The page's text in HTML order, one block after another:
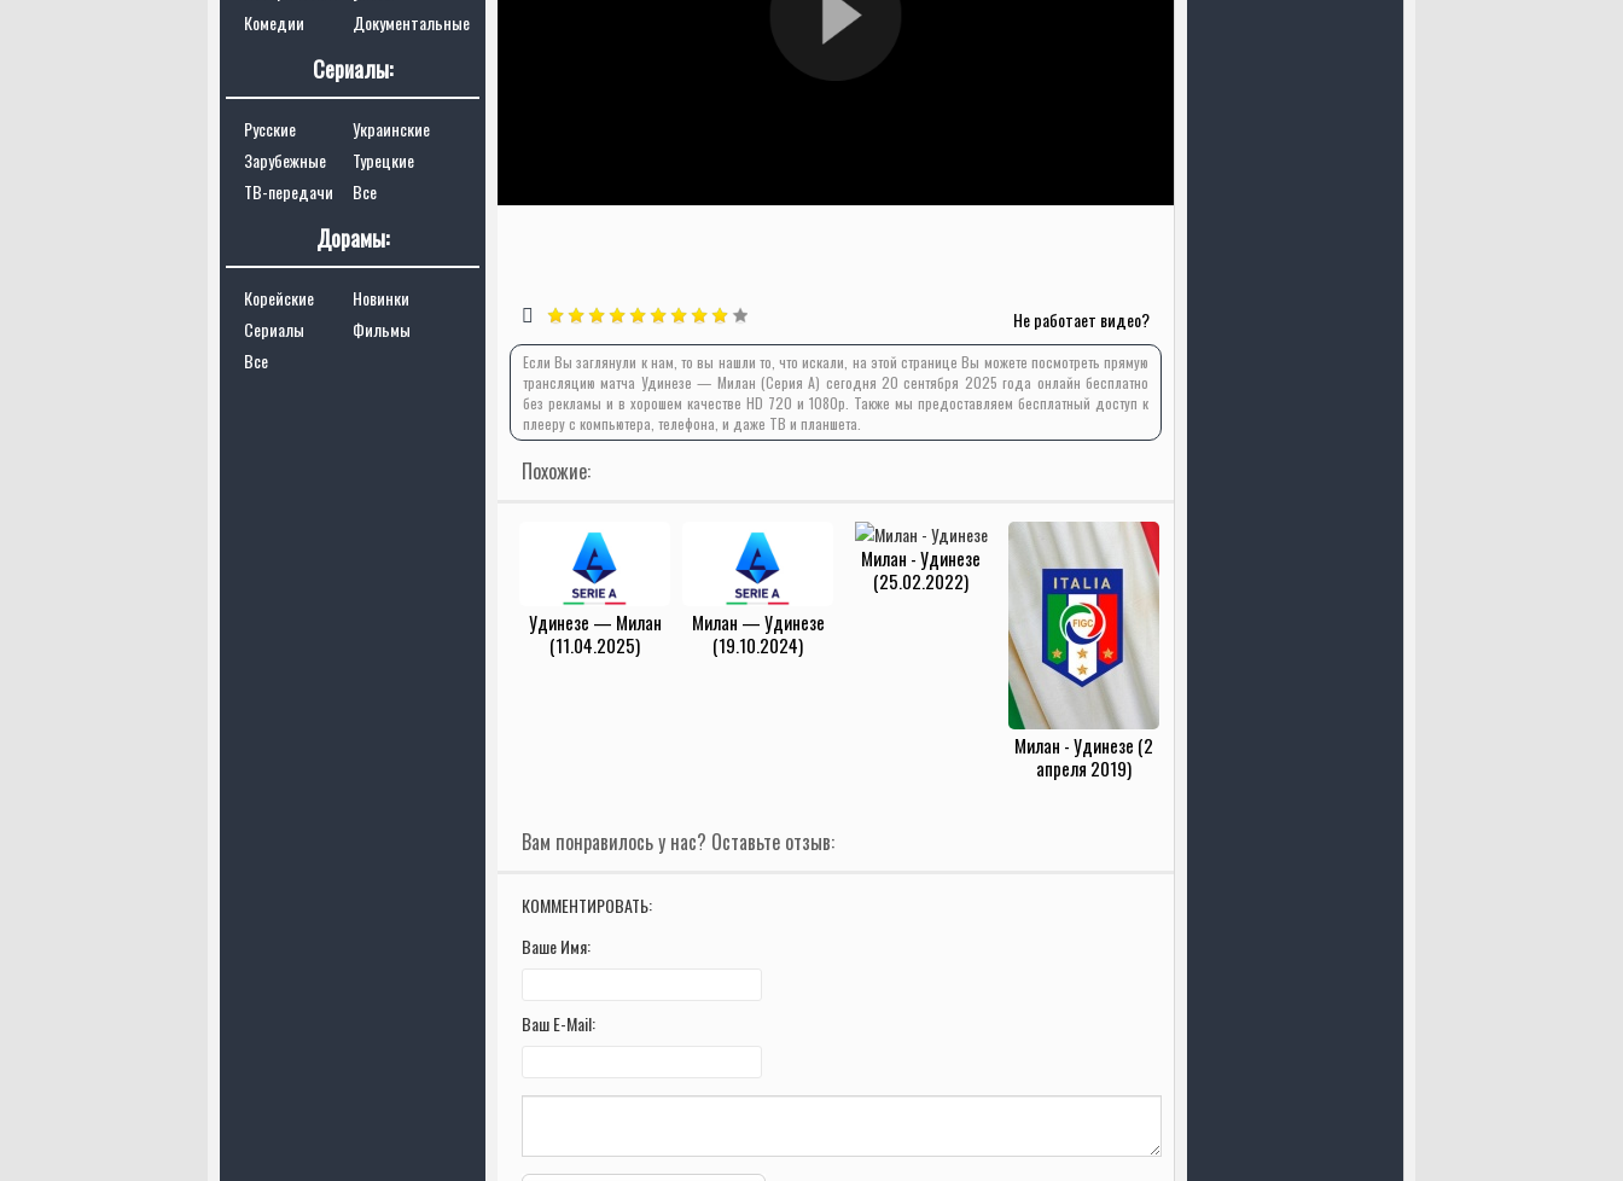
Комедии
Документальные
Сериалы:
Русские
Украинские
Зарубежные
Турецкие
ТВ-передачи
Все
Дорамы:
Корейские
Новинки
Сериалы
Фильмы
Все
Не работает видео?
Если Вы заглянули к нам, то вы нашли то, что искали, на этой странице Вы можете посмотреть прямую
трансляцию матча Удинезе — Милан (Серия А) сегодня 20 сентября 2025 года онлайн бесплатно
без рекламы и в хорошем качестве HD 720 и 1080p. Также мы предоставляем бесплатный доступ к
плееру с компьютера, телефона, и даже ТВ и планшета.
Похожие:
Удинезе — Милан
(11.04.2025)
Милан — Удинезе
(19.10.2024)
Милан - Удинезе
(25.02.2022)
Милан - Удинезе (2
апреля 2019)
Вам понравилось у нас? Оставьте отзыв:
КОММЕНТИРОВАТЬ:
Ваше Имя:
Ваш E-Mail: